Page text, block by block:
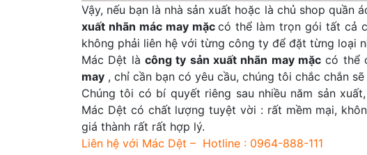
Vậy, nếu bạn là nhà sản xuất hoặc là chủ shop quần
xuất nhãn mác may mặccó thể làm trọn gói tất cả
không phải liên hệ với từng công ty để đặt từng loại
Mác Dệt làcông ty sản xuất nhãn may mặc có thể
may , chỉ cần bạn có yêu cầu, chúng tôi chắc chắn
Chúng tôi có bí quyết riêng sau nhiều năm sản
Mác Dệt có chất lượng tuyệt vời : rất mềm mại,
giá thành rất rất hợp lý.
Liên hệ với Mác Dệt – Hotline : 0964-888-111